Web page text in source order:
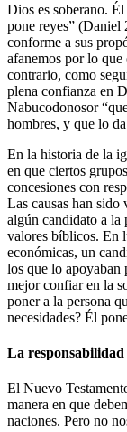
Dios es soberano.
pone reyes” (Daniel
conforme a sus
afanemos por lo
contrario, como
plena confianza en
Nabucodonosor
hombres, y que lo
En la historia de la
en que ciertos
concesiones con
Las causas han sido
algún candidato a la
valores bíblicos. En
económicas, un
los que lo apoyaban
mejor confiar en la
poner a la persona
necesidades? Él
La
El Nuevo
manera en que
naciones. Pero no